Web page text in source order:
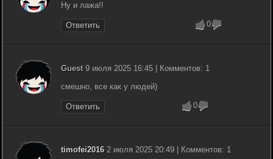
Ну и лажа!!
Ответить 0
Guest9 июля 2025 16:45 | Комментов: 1
смешно, все как у людей)
Ответить 0
timofei20162 июля 2025 20:49 | Комментов: 1